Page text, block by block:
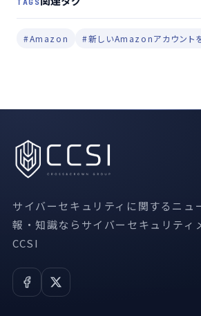
TAGS
#Amazon #新しいAmazonアカウント
サイバーセキュリティに関するニュ
報・知識ならサイバーセキュリティ
CCSI